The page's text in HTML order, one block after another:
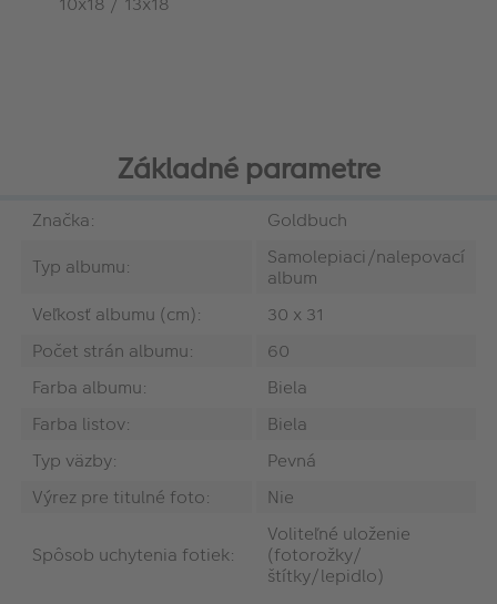
Základné parametre
Značka:
Goldbuch
Typ albumu:
Samolepiaci/nalepovací
album
Veľkosť albumu (cm):
30 x 31
Počet strán albumu:
60
Farba albumu:
Biela
Farba listov:
Biela
Typ väzby:
Pevná
Výrez pre titulné foto:
Nie
Spôsob uchytenia fotiek:
Voliteľné uloženie
(fotorožky/
štítky/lepidlo)